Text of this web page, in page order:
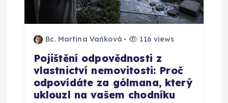
Bc. Martina Vaňková 116 views
Pojištění odpovědnosti z
vlastnictví nemovitosti: Proč
odpovídáte za gólmana, který
uklouzl na vašem chodníku